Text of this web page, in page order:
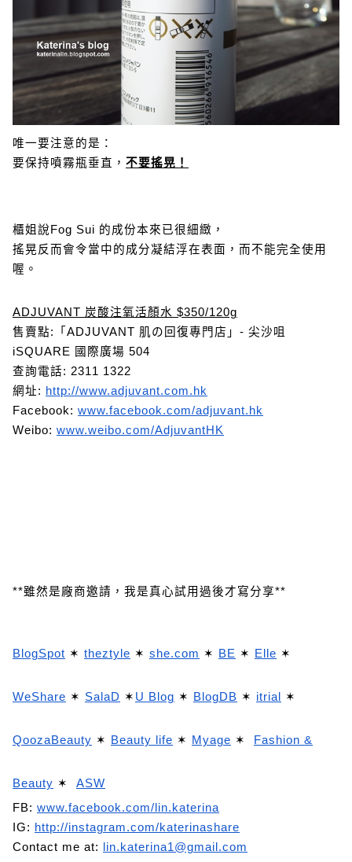
唯一要注意的是：
要保持噴霧瓶垂直， 不要搖晃！
櫃姐說Fog Sui 的成份本來已很細緻，
搖晃反而會令當中的成分凝結浮在表面，而不能完全使用
喔。
ADJUVANT 炭酸注氧活顏水 $350/120g
售賣點:「ADJUVANT 肌の回復專門店」- 尖沙咀
iSQUARE 國際廣場 504
查詢電話: 2311 1322
網址: http://www.adjuvant.com.hk
Facebook: www.facebook.com/adjuvant.hk
Weibo: www.weibo.com/AdjuvantHK
**雖然是廠商邀請，我是真心試用過後才寫分享**
BlogSpot ✶ theztyle ✶ she.com ✶ BE ✶ Elle ✶
WeShare ✶ SalaD ✶ U Blog ✶ BlogDB ✶ itrial ✶
QoozaBeauty ✶ Beauty life ✶ Myage ✶ Fashion &
Beauty ✶ ASW
FB: www.facebook.com/lin.katerina
IG: http://instagram.com/katerinashare
Contact me at:
lin.katerina1@gmail.com